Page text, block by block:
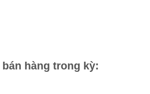
hàng trong kỳ: